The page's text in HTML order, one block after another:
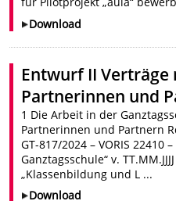
Download
Entwurf II
Partnerinnen und
1 Die Arbeit in der
Partnerinnen und Partnern
GT-817/2024 – VORIS 22410
Ganztagsschule“ v.
„Klassenbildung und L ...
Download